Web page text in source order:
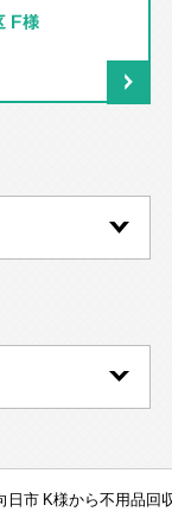
F様
日市 K様から不用品回